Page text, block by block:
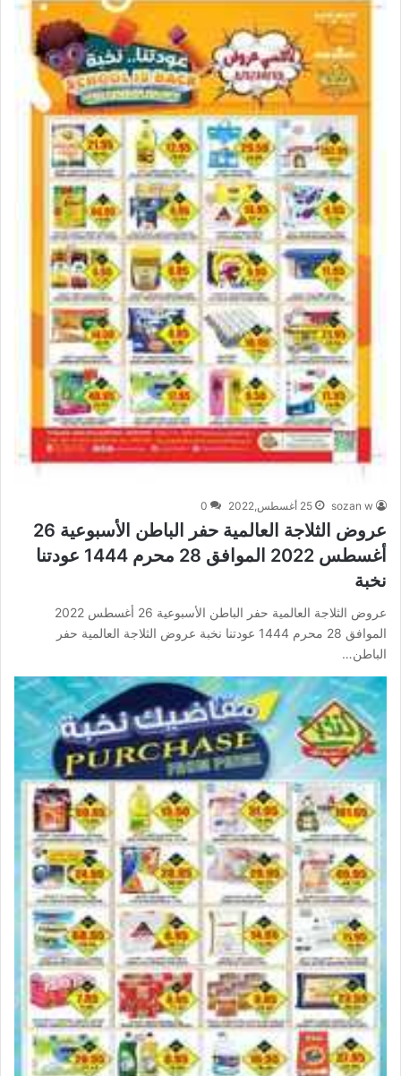
sozan w 25 أغسطس,2022 0
عروض الثلاجة العالمية حفر الباطن الأسبوعية 26
أغسطس 2022 الموافق 28 محرم 1444 عودتنا
نخبة
عروض الثلاجة العالمية حفر الباطن الأسبوعية 26 أغسطس 2022
الموافق 28 محرم 1444 عودتنا نخبة عروض الثلاجة العالمية حفر
الباطن…